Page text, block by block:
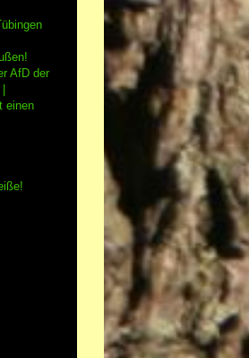
AfD der
|
einen